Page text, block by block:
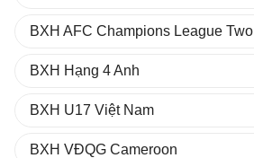
BXH AFC Champions League Two
BXH Hạng 4 Anh
BXH U17 Việt Nam
BXH VĐQG Cameroon